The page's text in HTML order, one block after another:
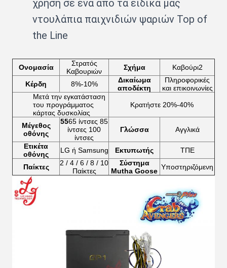
χρήση σε ένα από τα ειδικά μας
ντουλάπια παιχνιδιών ψαριών Top of
the Line
Ονομασία
Στρατός
Καβουριών
Σχήμα Καβούρι2
Κέρδη 8%-10%
Δικαίωμα
αποδέκτη
Πληροφορικές
και επικοινωνίες
Μετά την εγκατάσταση
του προγράμματος
κάρτας δυσκολίας
Κρατήστε 20%-40%
Μέγεθος
οθόνης
5565 ίντσες 85
ίντσες 100
ίντσες
Γλώσσα Αγγλικά
Ετικέτα
οθόνης
LG ή Samsung Εκτυπωτής ΤΠΕ
Παίκτες
2 / 4 / 6 / 8 / 10
Παίκτες
Σύστημα
Mutha Goose Υποστηριζόμενη